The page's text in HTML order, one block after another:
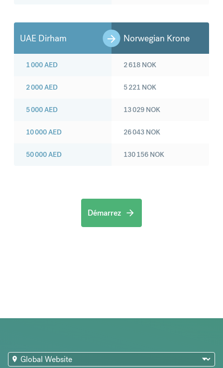
UAE Dirham Norwegian Krone
1 000AED
2 000AED
5 000AED
10 000AED
50 000AED
2 618 NOK
5 221 NOK
13 029 NOK
26 043 NOK
130 156 NOK
Démarrez